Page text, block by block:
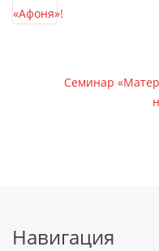
Семинар
Навигация